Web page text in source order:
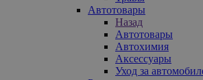
Автотовары
Назад
Автотовары
Автохимия
Аксессуары
Уход за